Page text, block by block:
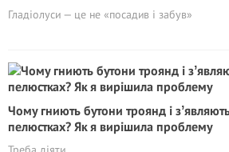
Гладіолуси — це не «посадив і забув»
Чому гниють бутони троянд і
пелюстках? Як я вирішила проблему